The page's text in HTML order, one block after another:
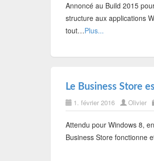
Annoncé au Build 2015
structure aux applications
tout…Plus...
Le Business Store
1. février 2016 Olivier
Attendu pour Windows 8,
Business Store fonctionne